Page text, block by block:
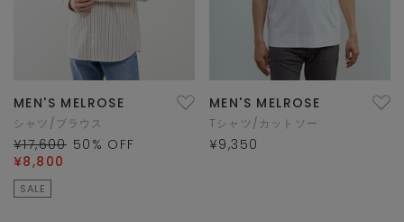
MEN'S MELROSE
シャツ/ブラウス
¥17,600 50 % OFF
¥8,800
SALE
MEN'S MELROSE
Tシャツ/カットソー
¥9,350